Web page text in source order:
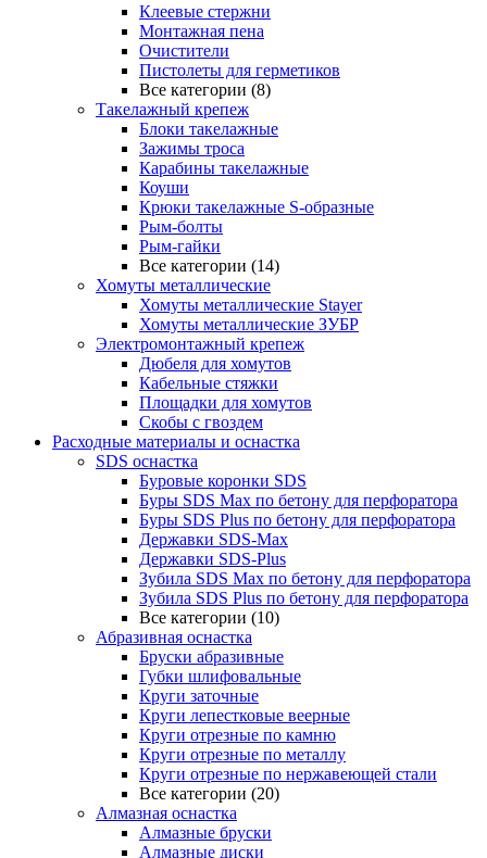
Клеевые стержни
Монтажная пена
Очистители
Пистолеты для герметиков
Все категории (8)
Такелажный крепеж
Блоки такелажные
Зажимы троса
Карабины такелажные
Коуши
Крюки такелажные S-образные
Рым-болты
Рым-гайки
Все категории (14)
Хомуты металлические
Хомуты металлические Stayer
Хомуты металлические ЗУБР
Электромонтажный крепеж
Дюбеля для хомутов
Кабельные стяжки
Площадки для хомутов
Скобы с гвоздем
Расходные материалы и оснастка
SDS оснастка
Буровые коронки SDS
Буры SDS Max по бетону для перфоратора
Буры SDS Plus по бетону для перфоратора
Державки SDS-Max
Державки SDS-Plus
Зубила SDS Mах по бетону для перфоратора
Зубила SDS Plus по бетону для перфоратора
Все категории (10)
Абразивная оснастка
Бруски абразивные
Губки шлифовальные
Круги заточные
Круги лепестковые веерные
Круги отрезные по камню
Круги отрезные по металлу
Круги отрезные по нержавеющей стали
Все категории (20)
Алмазная оснастка
Алмазные бруски
Алмазные диски